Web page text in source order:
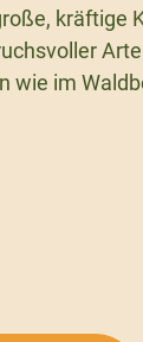
kräftige
wie im